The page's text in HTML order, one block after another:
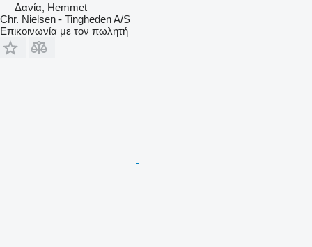
Δανία, Hemmet
Chr. Nielsen - Tingheden A/S
Επικοινωνία με τον πωλητή